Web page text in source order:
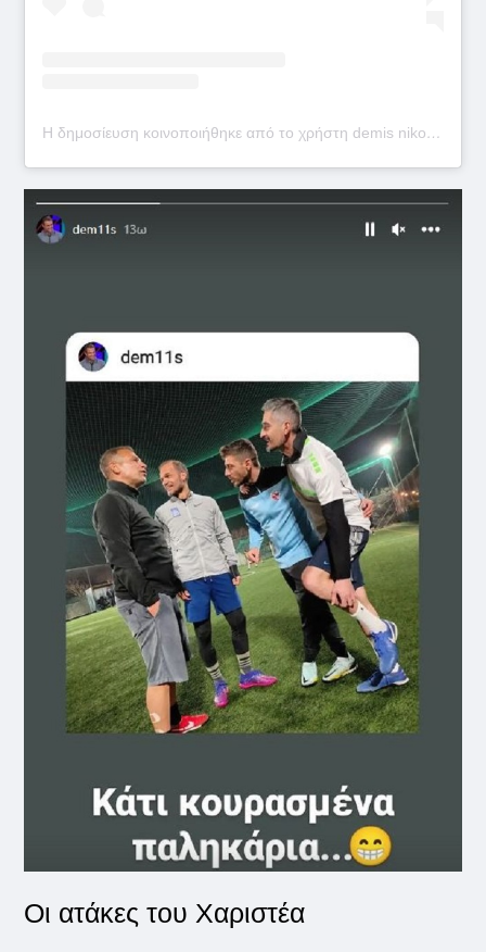
Η δημοσίευση κοινοποιήθηκε από το χρήστη demis nikolaidis (@dem11s)
Οι ατάκες του Χαριστέα